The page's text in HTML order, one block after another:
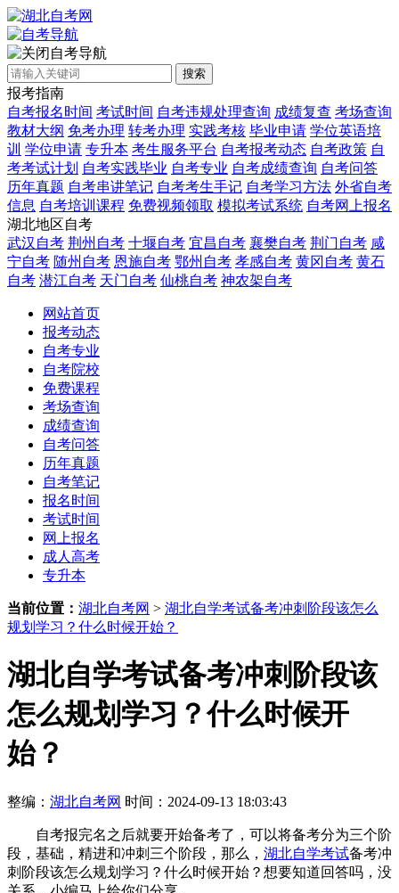
自考导航
搜索
报考指南
自考报名时间 考试时间 自考违规处理查询 成绩复查 考场查询
教材大纲 免考办理 转考办理 实践考核 毕业申请 学位英语培
训 学位申请 专升本 考生服务平台 自考报考动态 自考政策 自
考考试计划 自考实践毕业 自考专业 自考成绩查询 自考问答
历年真题 自考串讲笔记 自考考生手记 自考学习方法 外省自考
信息 自考培训课程 免费视频领取 模拟考试系统 自考网上报名
湖北地区自考
武汉自考 荆州自考 十堰自考 宜昌自考 襄樊自考 荆门自考 咸
宁自考 随州自考 恩施自考 鄂州自考 孝感自考 黄冈自考 黄石
自考 潜江自考 天门自考 仙桃自考 神农架自考
网站首页
报考动态
自考专业
自考院校
免费课程
考场查询
成绩查询
自考问答
历年真题
自考笔记
报名时间
考试时间
网上报名
成人高考
专升本
当前位置： 湖北自考网 > 湖北自学考试备考冲刺阶段该怎么
规划学习？什么时候开始？
湖北自学考试备考冲刺阶段该
怎么规划学习？什么时候开
始？
整编： 湖北自考网 时间：2024-09-13 18:03:43
自考报完名之后就要开始备考了，可以将备考分为三个阶
段，基础，精进和冲刺三个阶段，那么， 湖北自学考试备考冲
刺阶段该怎么规划学习？什么时候开始？想要知道回答吗，没